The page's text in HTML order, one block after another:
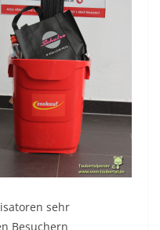
sehr
Besuchern